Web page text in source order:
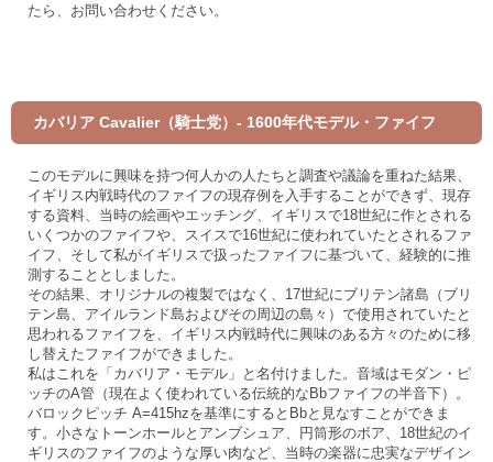
たら、お問い合わせください。
カバリア Cavalier（騎士党）- 1600年代モデル・ファイフ
このモデルに興味を持つ何人かの人たちと調査や議論を重ねた結果、
イギリス内戦時代のファイフの現存例を入手することができず、現存
する資料、当時の絵画やエッチング、イギリスで18世紀に作とされる
いくつかのファイフや、スイスで16世紀に使われていたとされるファ
イフ、そして私がイギリスで扱ったファイフに基づいて、経験的に推
測することとしました。
その結果、オリジナルの複製ではなく、17世紀にブリテン諸島（ブリ
テン島、アイルランド島およびその周辺の島々）で使用されていたと
思われるファイフを、イギリス内戦時代に興味のある方々のために移
し替えたファイフができました。
私はこれを「カバリア・モデル」と名付けました。音域はモダン・ピ
ッチのA管（現在よく使われている伝統的なBbファイフの半音下）。
バロックピッチ A=415hzを基準にするとBbと見なすことができま
す。小さなトーンホールとアンブシュア、円筒形のボア、18世紀のイ
ギリスのファイフのような厚い肉など、当時の楽器に忠実なデザイン